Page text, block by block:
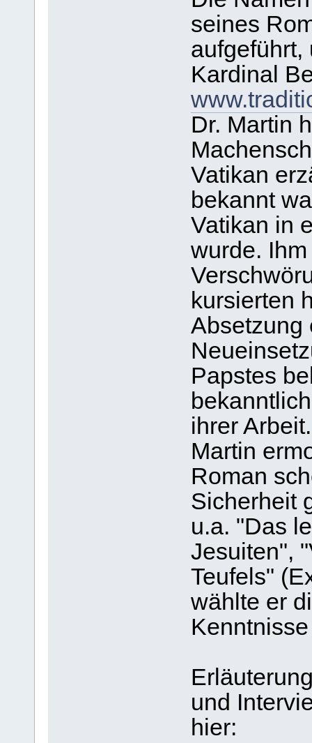
seines
aufgeführt,
Kardinal
Dr. Martin
Vatikan
bekannt
Vatikan in
wurde.
kursierten
Absetzung
Papstes
ihrer
Martin
Roman
Sicherheit
u.a. "Das
Jesuiten",
Teufels"
wählte er
und
hier: